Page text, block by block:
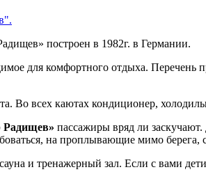
построен в 1982г. в Германии.
для комфортного отдыха.
каютах кондиционер,
Радищев» пассажиры вряд ли
на проплывающие мимо берега,
зал. Если с вами дети,